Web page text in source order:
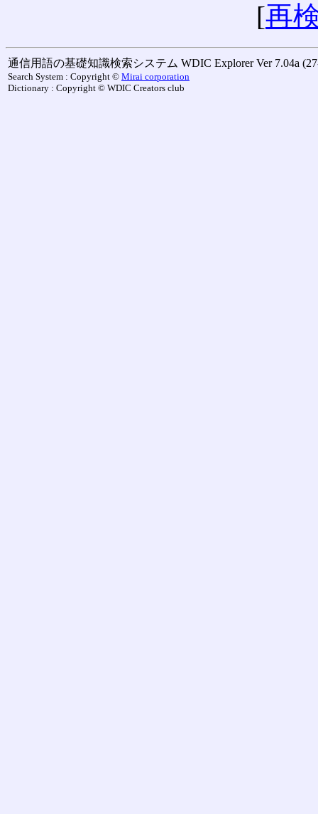
[再
通信用語の基礎知識検索システム WDIC Explorer Ver 7.04a
Search System : Copyright © Mirai corporation
Dictionary : Copyright © WDIC Creators club